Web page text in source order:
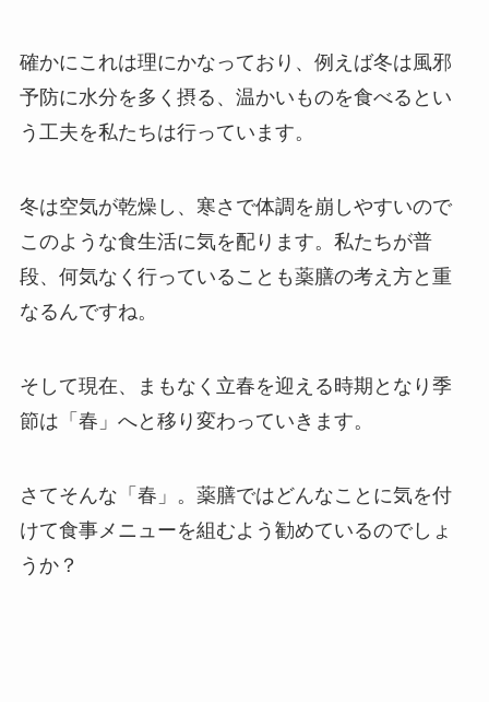
確かにこれは理にかなっており、例えば冬は風邪
予防に水分を多く摂る、温かいものを食べるとい
う工夫を私たちは行っています。
冬は空気が乾燥し、寒さで体調を崩しやすいので
このような食生活に気を配ります。私たちが普
段、何気なく行っていることも薬膳の考え方と重
なるんですね。
そして現在、まもなく立春を迎える時期となり季
節は「春」へと移り変わっていきます。
さてそんな「春」。薬膳ではどんなことに気を付
けて食事メニューを組むよう勧めているのでしょ
うか？